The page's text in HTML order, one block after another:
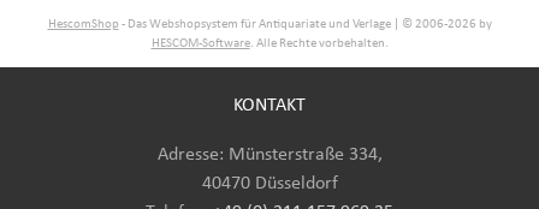
HescomShop - Das Webshopsystem für Antiquariate und Verlage | © 2006-2026 by
HESCOM-Software. Alle Rechte vorbehalten.
KONTAKT
Adresse: Münsterstraße 334,
40470 Düsseldorf